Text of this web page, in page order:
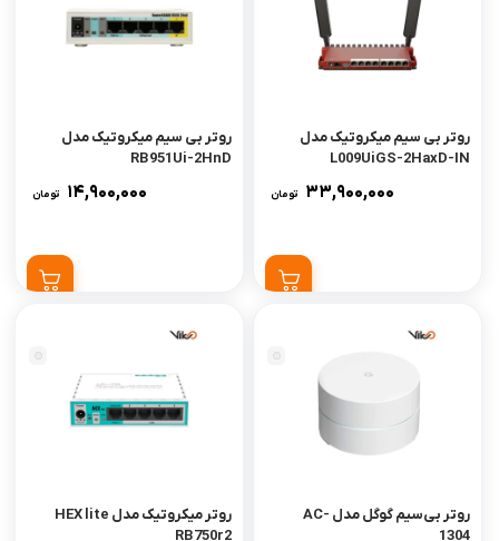
روتر بی سیم میکروتیک مدل
L009UiGS-2HaxD-IN
33,900,000 تومان
روتر بی سیم میکروتیک مدل
RB951Ui-2HnD
14,900,000 تومان
روتر بی‌سیم گوگل مدل AC-
1304
روتر میکروتیک مدل HEX lite
RB750r2